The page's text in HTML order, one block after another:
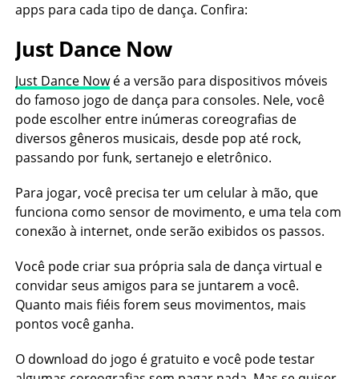
apps para cada tipo de dança. Confira:
Just Dance Now
Just Dance Nowé a versão para dispositivos móveis
do famoso jogo de dança para consoles. Nele, você
pode escolher entre inúmeras coreografias de
diversos gêneros musicais, desde pop até rock,
passando por funk, sertanejo e eletrônico.
Para jogar, você precisa ter um celular à mão, que
funciona como sensor de movimento, e uma tela com
conexão à internet, onde serão exibidos os passos.
Você pode criar sua própria sala de dança virtual e
convidar seus amigos para se juntarem a você.
Quanto mais fiéis forem seus movimentos, mais
pontos você ganha.
O download do jogo é gratuito e você pode testar